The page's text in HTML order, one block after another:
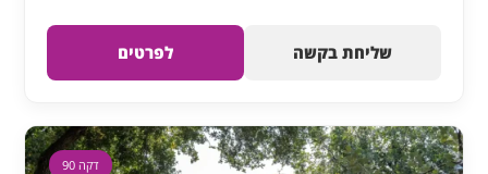
שליחת בקשה לפרטים
דקה 90